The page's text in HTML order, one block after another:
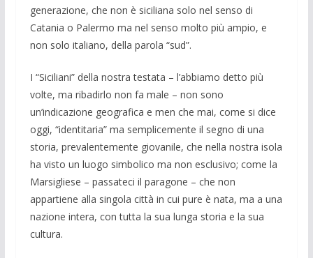
generazione, che non è siciliana solo nel senso di
Catania o Palermo ma nel senso molto più ampio, e
non solo italiano, della parola “sud”.
I “Siciliani” della nostra testata – l’abbiamo detto più
volte, ma ribadirlo non fa male – non sono
un’indicazione geografica e men che mai, come si dice
oggi, “identitaria” ma semplicemente il segno di una
storia, prevalentemente giovanile, che nella nostra isola
ha visto un luogo simbolico ma non esclusivo; come la
Marsigliese – passateci il paragone – che non
appartiene alla singola città in cui pure è nata, ma a una
nazione intera, con tutta la sua lunga storia e la sua
cultura.